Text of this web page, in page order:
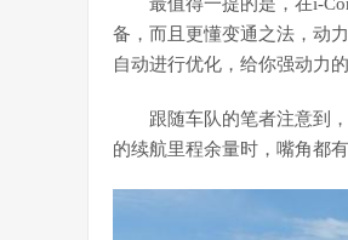
备，而且更懂变通之法，动
自动进行优化，给你强动力
跟随车队的笔者注意到
的续航里程余量时，嘴角都